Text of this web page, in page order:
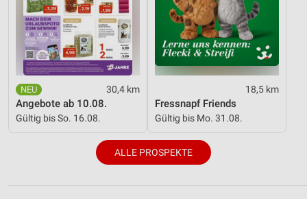
30,4 km
Angebote ab 10.08.
Gültig bis So. 16.08.
18,5 km
Fressnapf Friends
Gültig bis Mo. 31.08.
ALLE PROSPEKTE